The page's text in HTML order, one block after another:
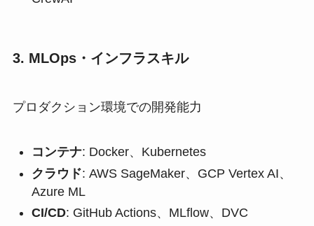
3. MLOps・インフラスキル
プロダクション環境での開発能力
コンテナ: Docker、Kubernetes
クラウド: AWS SageMaker、GCP Vertex AI、
Azure ML
CI/CD: GitHub Actions、MLflow、DVC